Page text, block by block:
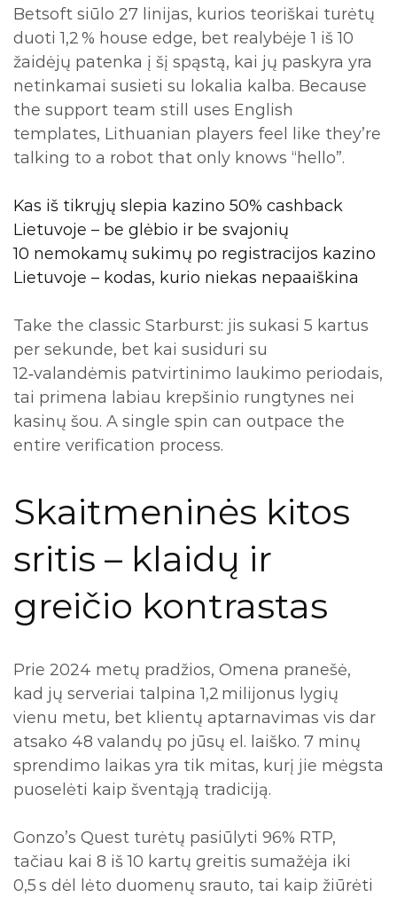
Betsoft siūlo 27 linijas, kurios teoriškai turėtų
duoti 1,2 % house edge, bet realybėje 1 iš 10
žaidėjų patenka į šį spąstą, kai jų paskyra yra
netinkamai susieti su lokalia kalba. Because
the support team still uses English
templates, Lithuanian players feel like they’re
talking to a robot that only knows “hello”.
Kas iš tikrųjų slepia kazino 50% cashback
Lietuvoje – be glėbio ir be svajonių
10 nemokamų sukimų po registracijos kazino
Lietuvoje – kodas, kurio niekas nepaaiškina
Take the classic Starburst: jis sukasi 5 kartus
per sekunde, bet kai susiduri su
12‑valandėmis patvirtinimo laukimo periodais,
tai primena labiau krepšinio rungtynes nei
kasinų šou. A single spin can outpace the
entire verification process.
Skaitmeninės kitos
sritis – klaidų ir
greičio kontrastas
Prie 2024 metų pradžios, Omena pranešė,
kad jų serveriai talpina 1,2 milijonus lygių
vienu metu, bet klientų aptarnavimas vis dar
atsako 48 valandų po jūsų el. laiško. 7 minų
sprendimo laikas yra tik mitas, kurį jie mėgsta
puoselėti kaip šventąją tradiciją.
Gonzo’s Quest turėtų pasiūlyti 96% RTP,
tačiau kai 8 iš 10 kartų greitis sumažėja iki
0,5 s dėl lėto duomenų srauto, tai kaip žiūrėti